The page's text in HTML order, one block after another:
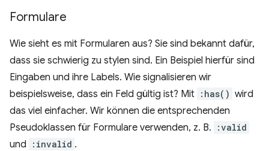
Formulare
Wie sieht es mit Formularen aus? Sie sind bekannt dafür,
dass sie schwierig zu stylen sind. Ein Beispiel hierfür sind
Eingaben und ihre Labels. Wie signalisieren wir
beispielsweise, dass ein Feld gültig ist? Mit :has() wird
das viel einfacher. Wir können die entsprechenden
Pseudoklassen für Formulare verwenden, z. B.
:valid
und :invalid .